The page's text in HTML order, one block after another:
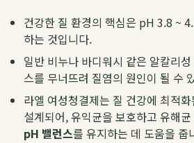
건강한 질 환경의 핵심은 pH 3.8 ~
하는 것입니다.
일반 비누나 바디워시 같은 알칼리
스를 무너뜨려 질염의 원인이 될 수
라엘 여성청결제는 질 건강에 최적
설계되어, 유익균을 보호하고 유해
pH 밸런스를 유지하는 데 도움을 줍